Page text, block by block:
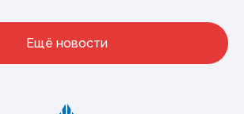
Ещё новости